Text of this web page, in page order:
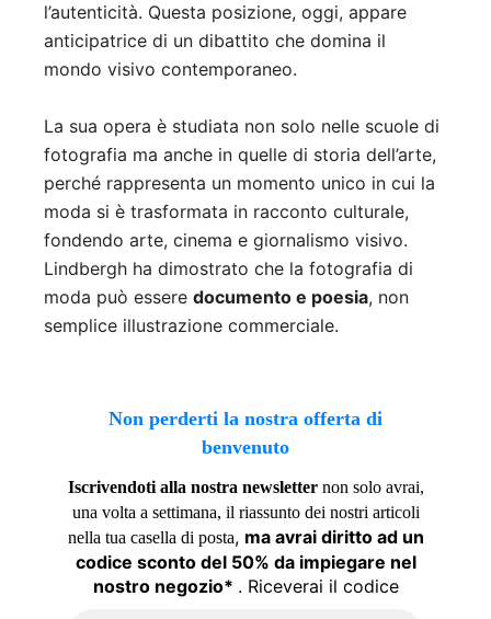
l’autenticità. Questa posizione, oggi, appare
anticipatrice di un dibattito che domina il
mondo visivo contemporaneo.
La sua opera è studiata non solo nelle scuole di
fotografia ma anche in quelle di storia dell’arte,
perché rappresenta un momento unico in cui la
moda si è trasformata in racconto culturale,
fondendo arte, cinema e giornalismo visivo.
Lindbergh ha dimostrato che la fotografia di
moda può essere documento e poesia, non
semplice illustrazione commerciale.
Non perderti la nostra offerta di
benvenuto
Iscrivendoti alla nostra newsletternon solo avrai,
una volta a settimana, il riassunto dei nostri articoli
nella tua casella di posta, ma avrai diritto ad un
codice sconto del 50% da impiegare nel
nostro negozio* . Riceverai il codice